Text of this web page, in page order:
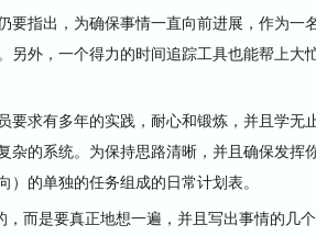
指出，为确保事情一直向前进展，作为一
外，一个得力的时间追踪工具也能帮上大忙
求有多年的实践，耐心和锻炼，并且学无止
杂的系统。为保持思路清晰，并且确保发挥
的单独的任务组成的日常计划表。
而是要真正地想一遍，并且写出事情的几